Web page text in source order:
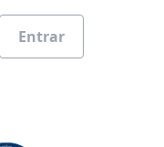
Entrar